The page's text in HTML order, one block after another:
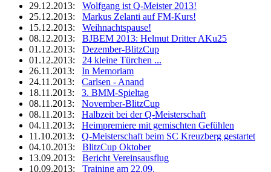
29.12.2013: Wolfgang ist Q-Meister 2013!
25.12.2013: Markus Zelanti auf FM-Kurs!
15.12.2013: Weihnachtspause!
08.12.2013: BJBEM 2013: Helmut Dritter AKu25
01.12.2013: Dezember-BlitzCup
01.12.2013: 24 kleine Türchen ...
26.11.2013: In Memoriam
24.11.2013: Carlsen - Anand
18.11.2013: 3. BMM-Spieltag
08.11.2013: November-BlitzCup
08.11.2013: Halbzeit bei der Q-Meisterschaft
04.11.2013: Heimpremiere mit gemischten Gefühlen
11.10.2013: Q-Meisterschaft beim SC Kreuzberg gestartet
04.10.2013: BlitzCup Oktober
13.09.2013: Bericht Vereinsausflug
10.09.2013: Training am 22.09.